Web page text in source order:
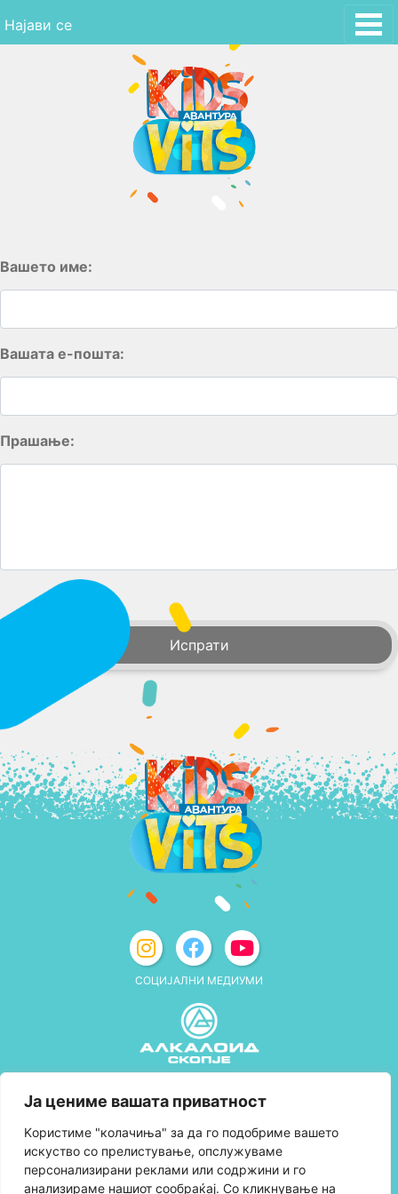
Ја цениме вашата приватност
Kористиме "колачиња" за да го подобриме вашето
искуство со прелистување, опслужуваме
персонализирани реклами или содржини и го
анализираме нашиот сообраќај. Со кликнување на
toНајави се
Вашето име:
Вашата е-пошта:
Прашање:
СОЦИЈАЛНИ МЕДИУМИ
Правила и услови за користење
Политика за колачиња